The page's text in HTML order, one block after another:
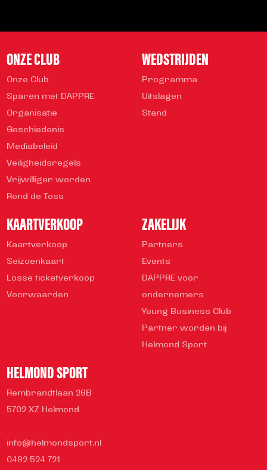
ONZE CLUB
Onze Club
Sparen met DAPPRE
Organisatie
Geschiedenis
Mediabeleid
Veiligheidsregels
Vrijwilliger worden
Rond de Toss
WEDSTRIJDEN
Programma
Uitslagen
Stand
KAARTVERKOOP
Kaartverkoop
Seizoenkaart
Losse ticketverkoop
Voorwaarden
ZAKELIJK
Partners
Events
DAPPRE voor
ondernemers
Young Business Club
Partner worden bij
Helmond Sport
HELMOND SPORT
Rembrandtlaan 26B
5702 XZ Helmond
info@helmondsport.nl
0492 524 721